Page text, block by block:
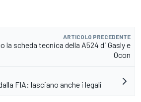
ARTICOLO PRECEDENTE
la scheda tecnica della A524 di Gasly e
Ocon
FIA: lasciano anche i legali